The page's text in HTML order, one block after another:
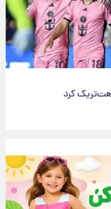
کرد